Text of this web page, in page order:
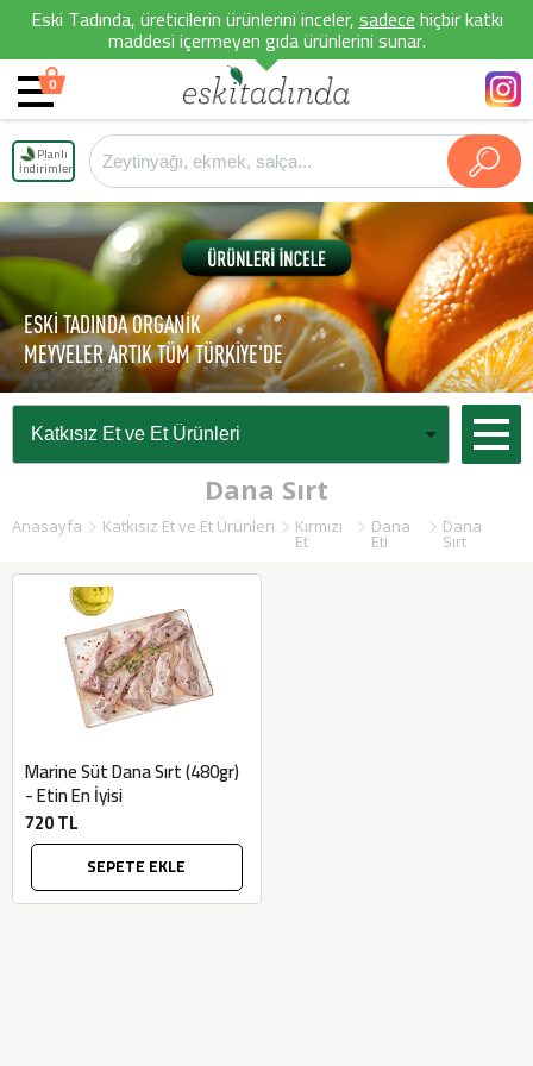
Eski Tadında, üreticilerin ürünlerini inceler,sadecehiçbir katkı
maddesi içermeyen gıda ürünlerini sunar.
0
Planlı
İndirimler
ESKİ TADINDA ORGANİK
MEYVELER ARTIK TÜM TÜRKİYE'DE
Dana Sırt
Anasayfa Katkısız Et ve Et Ürünleri Kırmızı
Et
Dana
Eti
Dana
Sırt
Marine Süt Dana Sırt (480gr)
- Etin En İyisi
720 TL
SEPETE EKLE